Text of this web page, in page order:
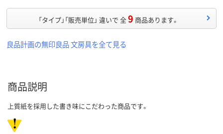
「タイプ」「販売単位」 違いで 全9 商品あります。
良品計画の無印良品 文房具を全て見る
商品説明
上質紙を採用した書き味にこだわった商品です。